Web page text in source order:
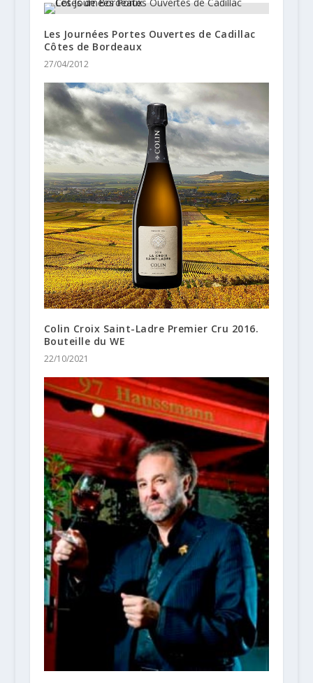
Les Journées Portes Ouvertes de Cadillac
Côtes de Bordeaux
27/04/2012
Colin Croix Saint-Ladre Premier Cru 2016.
Bouteille du WE
22/10/2021